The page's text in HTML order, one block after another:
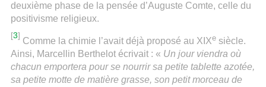
deuxième phase de la pensée d’Auguste Comte, celle du
positivisme religieux.
[3]
Comme la chimie l’avait déjà proposé au XIXesiècle.
Ainsi, Marcellin Berthelot écrivait : « Un jour viendra où
chacun emportera pour se nourrir sa petite tablette azotée,
sa petite motte de matière grasse, son petit morceau de